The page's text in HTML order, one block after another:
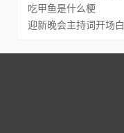
吃甲鱼是什么梗
迎新晚会主持词开场白